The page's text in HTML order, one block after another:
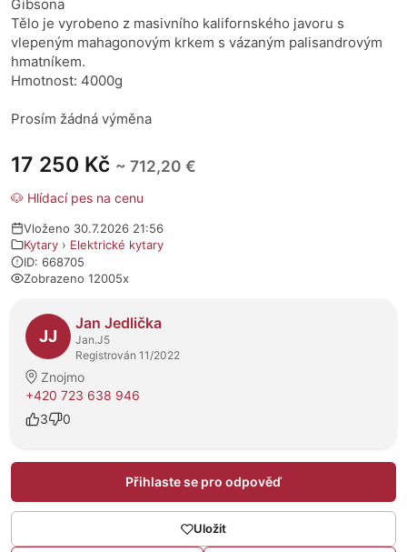
17 250 Kč ~ 712,20 €
🐶 Hlídací pes na cenu
Vloženo 30.7.2026 21:56
Kytary › Elektrické kytary
ID: 668705
Zobrazeno 12005x
O prodejci
JJ
Jan Jedlička
Jan.J5
Registrován 11/2022
Znojmo
+420 723 638 946
3
0
Přihlaste se pro odpověď
Uložit
Gibsona
Tělo je vyrobeno z masivního kalifornského javoru s
vlepeným mahagonovým krkem s vázaným palisandrovým
hmatníkem.
Hmotnost: 4000g
Prosím žádná výměna